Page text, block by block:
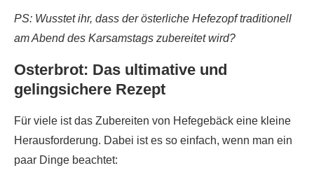
PS: Wusstet ihr, dass der österliche Hefezopf traditionell
am Abend des Karsamstags zubereitet wird?
Osterbrot: Das ultimative und
gelingsichere Rezept
Für viele ist das Zubereiten von Hefegebäck eine kleine
Herausforderung. Dabei ist es so einfach, wenn man ein
paar Dinge beachtet: